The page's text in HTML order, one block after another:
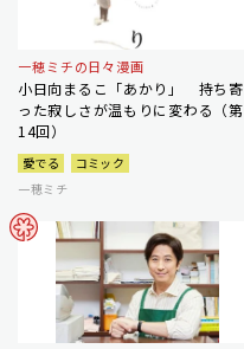
一穂ミチの日々漫画
小日向まるこ「あかり」 持ち寄
った寂しさが温もりに変わる（第
14回）
愛でる
コミック
一穂ミチ